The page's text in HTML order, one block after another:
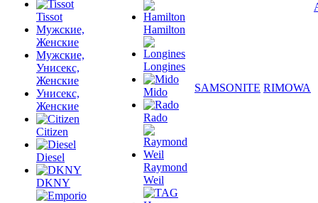
Tissot
Мужские,
Женские
Мужские,
Унисекс,
Женские
Унисекс,
Женские
Citizen
Diesel
DKNY
Hamilton
Longines
Mido
Rado
Raymond
Weil
SAMSONITE RIMOWA